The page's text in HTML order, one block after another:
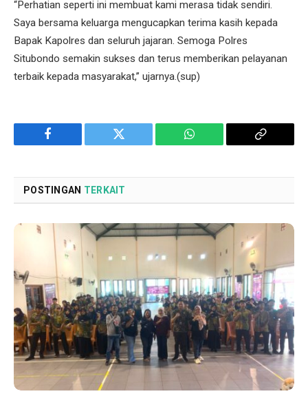
“Perhatian seperti ini membuat kami merasa tidak sendiri.
Saya bersama keluarga mengucapkan terima kasih kepada
Bapak Kapolres dan seluruh jajaran. Semoga Polres
Situbondo semakin sukses dan terus memberikan pelayanan
terbaik kepada masyarakat,” ujarnya.(sup)
Facebook Twitter WhatsApp
Copy
POSTINGAN TERKAIT